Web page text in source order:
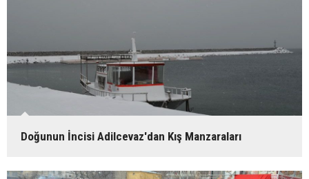
Doğunun İncisi Adilcevaz'dan Kış Manzaraları